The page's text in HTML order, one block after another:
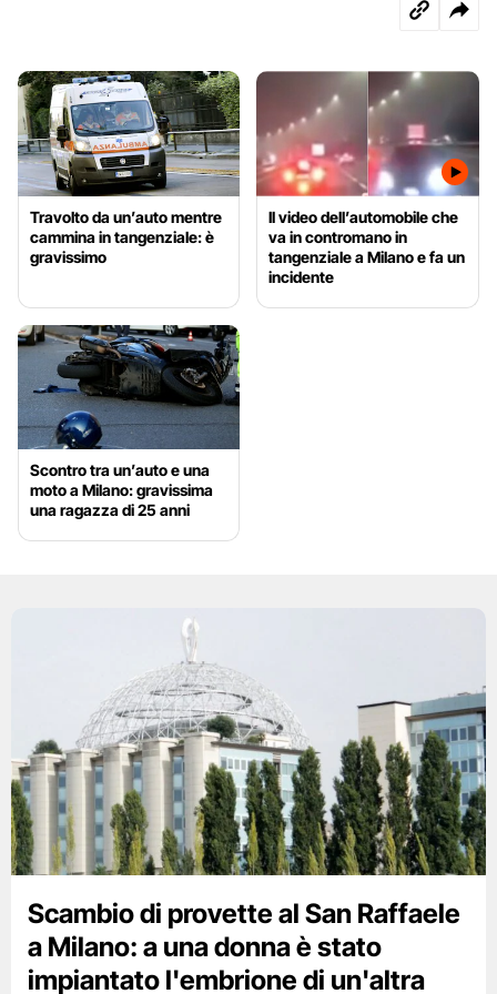
Travolto da un’auto mentre
cammina in tangenziale: è
gravissimo
Il video dell’automobile che
va in contromano in
tangenziale a Milano e fa un
incidente
Scontro tra un’auto e una
moto a Milano: gravissima
una ragazza di 25 anni
Scambio di provette al San Raffaele
a Milano: a una donna è stato
impiantato l'embrione di un'altra